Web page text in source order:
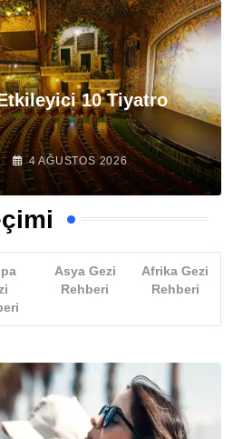
10 Tiyatro
4 AĞUSTOS 2026
Asya Gezi
Rehberi
Afrika Gezi
Rehberi